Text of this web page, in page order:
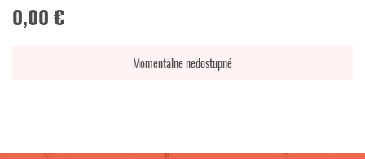
0,00 €
Momentálne nedostupné